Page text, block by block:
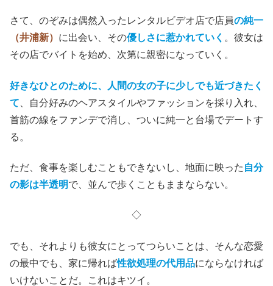
さて、のぞみは偶然入ったレンタルビデオ店で店員の純一
（井浦新） に出会い、その優しさに惹かれていく 。彼女は
その店でバイトを始め、次第に親密になっていく。
好きなひとのために、人間の女の子に少しでも近づきたく
て 、自分好みのヘアスタイルやファッションを採り入れ、
首筋の線をファンデで消し、ついに純一と台場でデートす
る。
ただ、食事を楽しむこともできないし、地面に映った 自分
の影は半透明で、並んで歩くこともままならない。
◇
でも、それよりも彼女にとってつらいことは、そんな恋愛
の最中でも、家に帰れば性欲処理の代用品にならなければ
いけないことだ。これはキツイ。